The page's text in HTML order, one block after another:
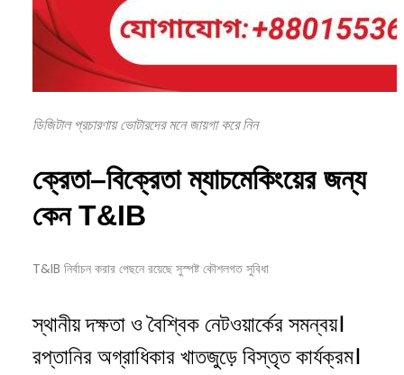
ডিজিটাল প্রচারণায় ভোটারদের মনে জায়গা করে নিন
ক্রেতা–বিক্রেতাম্যাচমেকিংয়ের জন্য
কেন T&IB
T&IB নির্বাচন করার পেছনে রয়েছে সুস্পষ্ট কৌশলগত সুবিধা
স্থানীয় দক্ষতা ও বৈশ্বিক নেটওয়ার্কের সমন্বয়।
রপ্তানির অগ্রাধিকার খাতজুড়ে বিস্তৃত কার্যক্রম।